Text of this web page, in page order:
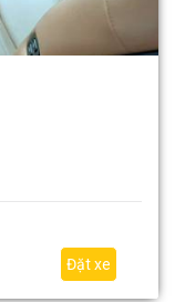
Đặt xe